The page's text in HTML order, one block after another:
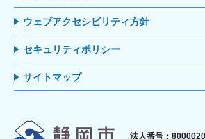
ウェブアクセシビリティ方針
セキュリティポリシー
サイトマップ
静岡市
法人番号：